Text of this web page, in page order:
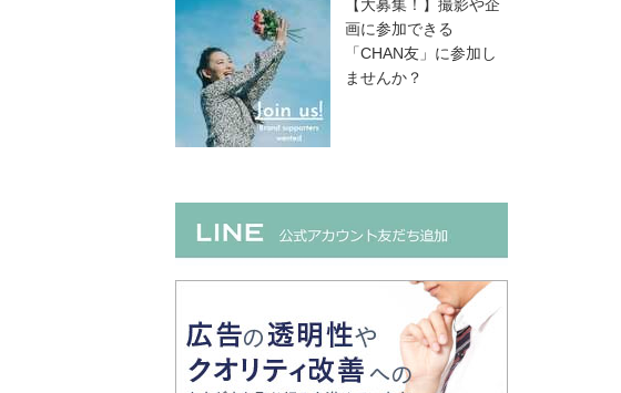
【大募集！】撮影や企
画に参加できる
「CHAN友」に参加し
ませんか？